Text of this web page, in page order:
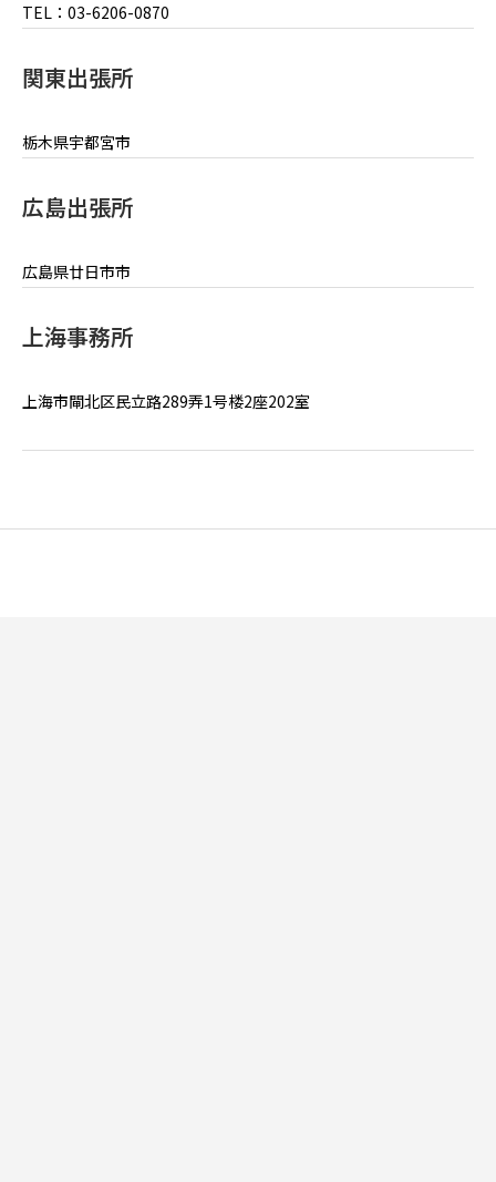
TEL：03-6206-0870
関東出張所
栃木県宇都宮市
広島出張所
広島県廿日市市
上海事務所
上海市閘北区民立路289弄1号楼2座202室